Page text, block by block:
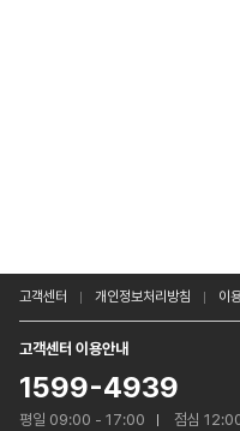
고객센터 개인정보처리방침 이
고객센터 이용안내
1599-4939
평일 09:00 - 17:00
점심